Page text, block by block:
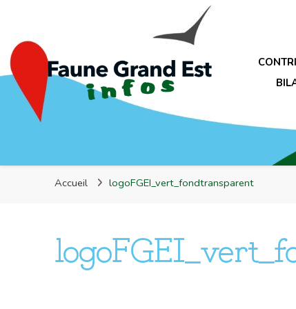
Faune Grand Est Infos
Accueil logoFGEI_vert_fondtransparent